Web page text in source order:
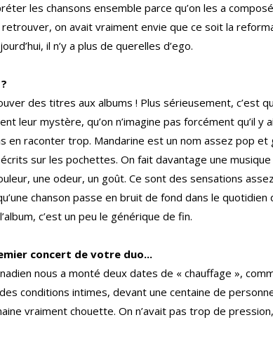
les chansons ensemble parce qu’on les a
on avait vraiment envie que ce soit la
il n’y a plus de querelles d’ego.
des titres aux albums ! Plus sérieusement, c’est
leur mystère, qu’on n’imagine pas forcément
en raconter trop. Mandarine est un nom assez pop et
sur les pochettes. On fait davantage une musique
une odeur, un goût. Ce sont des sensations
qu’une chanson passe en bruit de fond dans le
c’est un peu le générique de fin.
concert de votre duo...
nous a monté deux dates de « chauffage »,
conditions intimes, devant une centaine de
vraiment chouette. On n’avait pas trop de